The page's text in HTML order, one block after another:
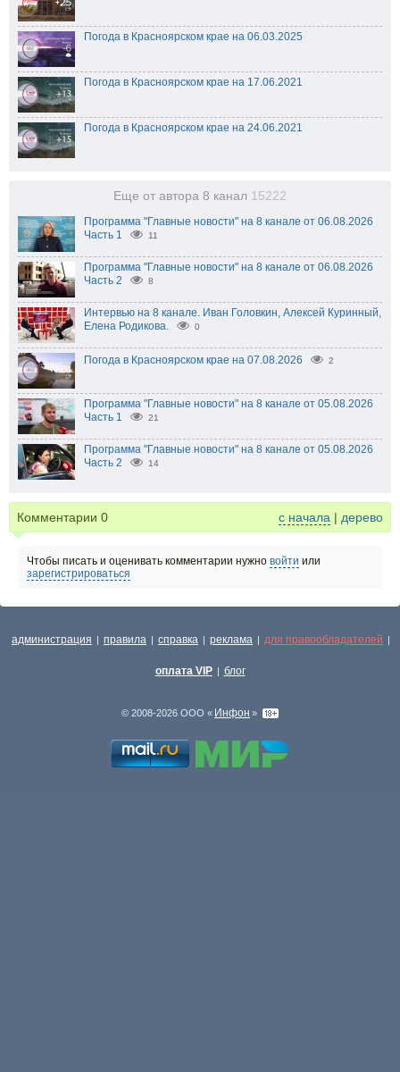
Погода в Красноярском крае на 06.03.2025
Погода в Красноярском крае на 17.06.2021
Погода в Красноярском крае на 24.06.2021
Еще от автора 8 канал 15222
Программа "Главные новости" на 8 канале от 06.08.2026
Часть 1
11
Программа "Главные новости" на 8 канале от 06.08.2026
Часть 2
8
Интервью на 8 канале. Иван Головкин, Алексей Куринный,
Елена Родикова.
0
Погода в Красноярском крае на 07.08.2026 2
Программа "Главные новости" на 8 канале от 05.08.2026
Часть 1
21
Программа "Главные новости" на 8 канале от 05.08.2026
Часть 2
14
Комментарии 0 с начала | дерево
Чтобы писать и оценивать комментарии нужно войти или
зарегистрироваться
администрация | правила | справка | реклама | для правообладателей |
оплата VIP | блог
© 2008-2026 ООО « Инфон »